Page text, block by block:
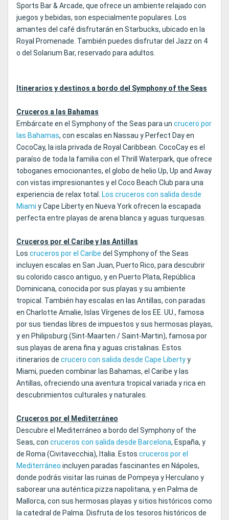
Sports Bar & Arcade, que ofrece un ambiente relajado con
juegos y bebidas, son especialmente populares. Los
amantes del café disfrutarán en Starbucks, ubicado en la
Royal Promenade. También puedes disfrutar del Jazz on 4
o del Solarium Bar, reservado para adultos.
Itinerarios y destinos a bordo del Symphony of the Seas
Cruceros a las Bahamas
Embárcate en el Symphony of the Seas para un crucero por
las Bahamas, con escalas en Nassau y Perfect Day en
CocoCay, la isla privada de Royal Caribbean. CocoCay es el
paraíso de toda la familia con el Thrill Waterpark, que ofrece
toboganes emocionantes, el globo de helio Up, Up and Away
con vistas impresionantes y el Coco Beach Club para una
experiencia de relax total. Los cruceros con salida desde
Miami y Cape Liberty en Nueva York ofrecen la escapada
perfecta entre playas de arena blanca y aguas turquesas.
Cruceros por el Caribe y las Antillas
Los cruceros por el Caribe del Symphony of the Seas
incluyen escalas en San Juan, Puerto Rico, para descubrir
su colorido casco antiguo, y en Puerto Plata, República
Dominicana, conocida por sus playas y su ambiente
tropical. También hay escalas en las Antillas, con paradas
en Charlotte Amalie, Islas Vírgenes de los EE. UU., famosa
por sus tiendas libres de impuestos y sus hermosas playas,
y en Philipsburg (Sint-Maarten / Saint-Martin), famosa por
sus playas de arena fina y aguas cristalinas. Estos
itinerarios de crucero con salida desde Cape Libertyy
Miami, pueden combinar las Bahamas, el Caribe y las
Antillas, ofreciendo una aventura tropical variada y rica en
descubrimientos culturales y naturales.
Cruceros por el Mediterráneo
Descubre el Mediterráneo a bordo del Symphony of the
Seas, con cruceros con salida desde Barcelona, España, y
de Roma (Civitavecchia), Italia. Estos cruceros por el
Mediterráneo incluyen paradas fascinantes en Nápoles,
donde podrás visitar las ruinas de Pompeya y Herculano y
saborear una auténtica pizza napolitana, y en Palma de
Mallorca, con sus hermosas playas y sitios históricos como
la catedral de Palma. Disfruta de los tesoros históricos de